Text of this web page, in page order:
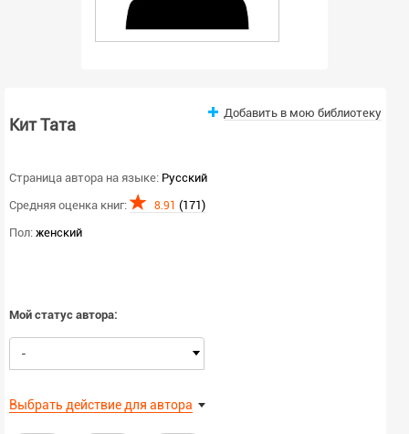
Кит Тата
Добавить в мою библиотеку
Страница автора на языке: Русский
Средняя оценка книг:
8.91 (171)
Пол: женский
Мой статус автора:
-
Выбрать действие для автора